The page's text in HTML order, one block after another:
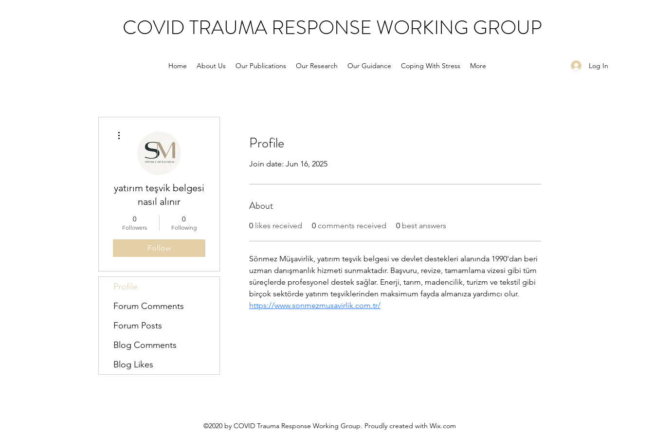
COVID TRAUMA RESPONSE WORKING GROUP
Home About Us Our Publications Our Research Our Guidance Coping With Stress More Log In
Profile
Join date: Jun 16, 2025
About
0 likes received 0 comments received 0 best answers
Sönmez Müşavirlik, yatırım teşvik belgesi ve devlet destekleri alanında 1990'dan beri
uzman danışmanlık hizmeti sunmaktadır. Başvuru, revize, tamamlama vizesi gibi tüm
süreçlerde profesyonel destek sağlar. Enerji, tarım, madencilik, turizm ve tekstil gibi
birçok sektörde yatırım teşviklerinden maksimum fayda almanıza yardımcı olur.
https://www.sonmezmusavirlik.com.tr/
yatırım teşvik belgesi
nasıl alınır
0
Followers
0
Following
Follow
Profile
Forum Comments
Forum Posts
Blog Comments
Blog Likes
©2020 by COVID Trauma Response Working Group. Proudly created with Wix.com